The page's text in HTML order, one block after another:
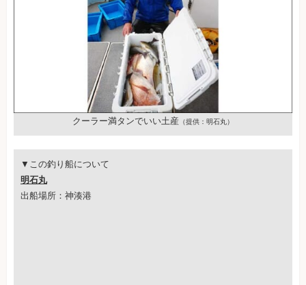
クーラー満タンでいい土産 （提供：明石丸）
▼この釣り船について
明石丸
出船場所：神湊港